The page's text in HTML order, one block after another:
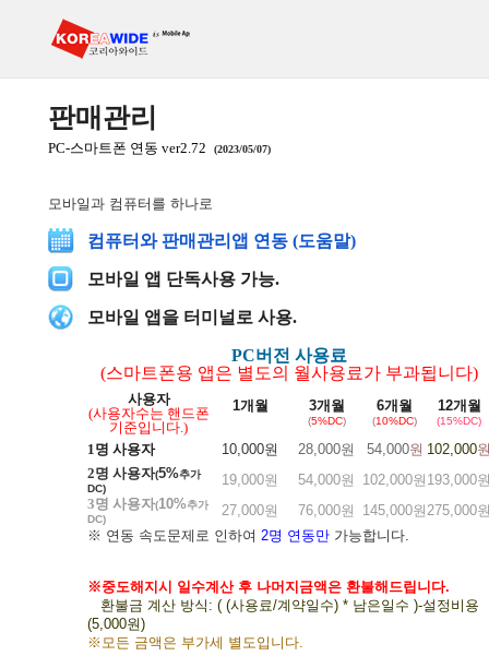
판매관리
PC-스마트폰 연동 ver2.72 (2023/05/07)
모바일과 컴퓨터를 하나로
컴퓨터와 판매관리앱 연동 (도움말)
모바일 앱 단독사용 가능.
모바일 앱을 터미널로 사용.
PC버전 사용료
(스마트폰용 앱은 별도의 월사용료가 부과됩니다)
사용자
(사용자수는 핸드폰
기준입니다.)
1개월 3개월
(5%DC)
6개월
(10%DC)
12개월
(15%DC)
1명 사용자 10,000원 28,000원 54,000원 102,000
2명 사용자(5%추가
DC)
19,000원 54,000원 102,000원 193,000
3명 사용자(10%추가
DC)
27,000원 76,000원 145,000원275,000
※ 연동 속도문제로 인하여 2명 연동만 가능합니다.
※중도해지시 일수계산 후 나머지금액은 환불해드립니다.
환불금 계산 방식: ( (사용료/계약일수) * 남은일수 )-설정비용
(5,000원)
※모든 금액은 부가세 별도입니다.